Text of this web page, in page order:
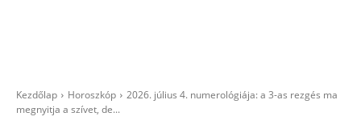
Kezdőlap Horoszkóp
2026. július 4. numerológiája: a 3-as rezgés ma
megnyitja a szívet, de...